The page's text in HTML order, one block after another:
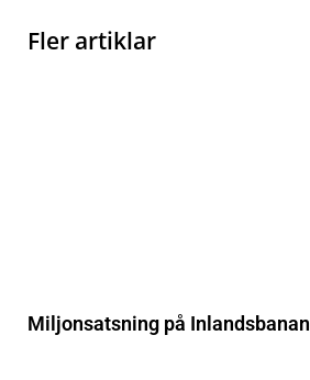
Fler artiklar
Miljonsatsning på Inlandsbanan